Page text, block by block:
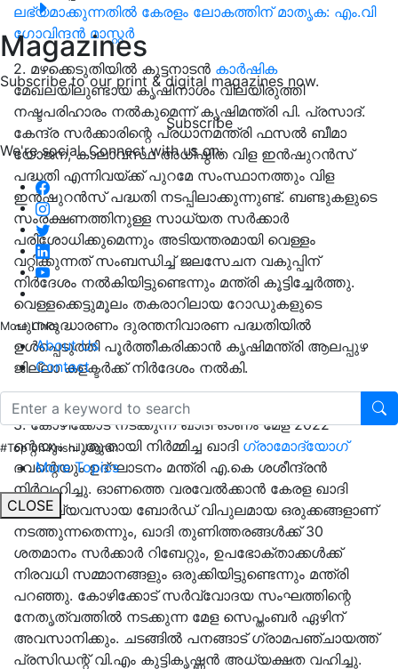
Magazines
Subscribe to our print & digital magazines now.
Subscribe
We're social. Connect with us on:
More Links
About Us
Contact
#Top on Krishi Jagran
More Topics
CLOSE
ലഭ്യമാക്കുന്നതിൽ കേരളം ലോകത്തിന് മാതൃക: എം.വി
ഗോവിന്ദൻ മാസ്റ്റർ
2. മഴക്കെടുതിയിൽ കുട്ടനാടൻ കാർഷിക
മേഖലയിലുണ്ടായ കൃഷിനാശം വിലയിരുത്തി
നഷ്ടപരിഹാരം നൽകുമെന്ന് കൃഷിമന്ത്രി പി. പ്രസാദ്.
കേന്ദ്ര സർക്കാരിന്റെ പ്രധാനമന്ത്രി ഫസൽ ബീമാ
യോജന, കാലാവസ്ഥ അധിഷ്ഠിത വിള ഇൻഷുറൻസ്
പദ്ധതി എന്നിവയ്ക്ക് പുറമേ സംസ്ഥാനത്തും വിള
ഇൻഷുറൻസ് പദ്ധതി നടപ്പിലാക്കുന്നുണ്ട്. ബണ്ടുകളുടെ
സംരക്ഷണത്തിനുള്ള സാധ്യത സർക്കാർ
പരിശോധിക്കുമെന്നും അടിയന്തരമായി വെള്ളം
വറ്റിക്കുന്നത് സംബന്ധിച്ച് ജലസേചന വകുപ്പിന്
നിർദേശം നൽകിയിട്ടുണ്ടെന്നും മന്ത്രി കൂട്ടിച്ചേർത്തു.
വെള്ളക്കെട്ടുമൂലം തകരാറിലായ റോഡുകളുടെ
പുനരുദ്ധാരണം ദുരന്തനിവാരണ പദ്ധതിയിൽ
ഉൾപ്പെടുത്തി പൂർത്തീകരിക്കാൻ കൃഷിമന്ത്രി ആലപ്പുഴ
ജില്ലാ കളക്ടർക്ക് നിർദേശം നൽകി.
3. കോഴിക്കോട് നടക്കുന്ന ഖാദി ഓണം മേള 2022-
ന്റെയും പുതുതായി നിര്‍മ്മിച്ച ഖാദി ഗ്രാമോദ്യോഗ്
ഭവന്റെയും ഉദ്ഘാടനം മന്ത്രി എ.കെ ശശീന്ദ്രൻ
നിര്‍വഹിച്ചു. ഓണത്തെ വരവേല്‍ക്കാൻ കേരള ഖാദി
ഗ്രാമവ്യവസായ ബോർഡ് വിപുലമായ ഒരുക്കങ്ങളാണ്
നടത്തുന്നതെന്നും, ഖാദി തുണിത്തരങ്ങള്‍ക്ക് 30
ശതമാനം സര്‍ക്കാര്‍ റിബേറ്റും, ഉപഭോക്താക്കള്‍ക്ക്
നിരവധി സമ്മാനങ്ങളും ഒരുക്കിയിട്ടുണ്ടെന്നും മന്ത്രി
പറഞ്ഞു. കോഴിക്കോട് സര്‍വ്വോദയ സംഘത്തിന്റെ
നേതൃത്വത്തിൽ നടക്കുന്ന മേള സെപ്തംബര്‍ ഏഴിന്
അവസാനിക്കും. ചടങ്ങില്‍ പനങ്ങാട് ഗ്രാമപഞ്ചായത്ത്
പ്രസിഡന്റ് വി.എം കുട്ടികൃഷ്ണന്‍ അധ്യക്ഷത വഹിച്ചു.